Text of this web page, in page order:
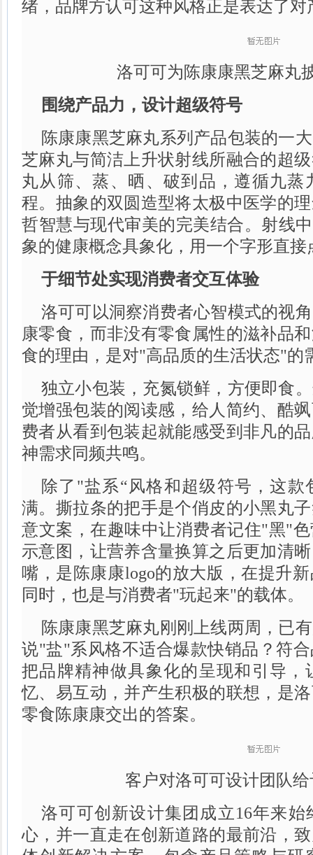
绪，品牌方认可这种风格正是表达了
洛可可为陈康康黑芝麻丸
围绕产品力，设计超级符号
陈康康黑芝麻丸系列产品包装的一
芝麻丸与简洁上升状射线所融合的超
丸从筛、蒸、晒、破到品，遵循九蒸
程。抽象的双圆造型将太极中医学的
哲智慧与现代审美的完美结合。射线
象的健康概念具象化，用一个字形直接
于细节处实现消费者交互体验
洛可可以洞察消费者心智模式的视
康零食，而非没有零食属性的滋补品
食的理由，是对"高品质的生活状态"的
独立小包装，充氮锁鲜，方便即食
觉增强包装的阅读感，给人简约、酷
费者从看到包装起就能感受到非凡的
神需求同频共鸣。
除了"盐系“风格和超级符号，这款
满。撕拉条的把手是个俏皮的小黑丸
意文案，在趣味中让消费者记住"黑"
示意图，让营养含量换算之后更加清
嘴，是陈康康logo的放大版，在提升
同时，也是与消费者"玩起来"的载体。
陈康康黑芝麻丸刚刚上线两周，已
说"盐"系风格不适合爆款快销品？符
把品牌精神做具象化的呈现和引导，
忆、易互动，并产生积极的联想，是
零食陈康康交出的答案。
客户对洛可可设计团队
洛可可创新设计集团成立16年来
心，并一直走在创新道路的最前沿，